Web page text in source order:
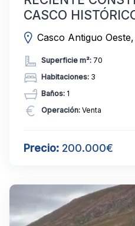
CASCO
Casco Antiguo
Superficie m²: 70
Habitaciones: 3
Baños: 1
Operación: Venta
Precio: 200.000€